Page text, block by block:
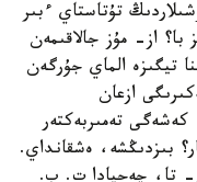
تۇتاستاي ءبىر
با؟ از- مۇز جالاقىمەن
تيگىزە الماي جۇرگەن
ازعان
تەمىربەكتەر
بىزدىڭشە، ەشقانداي.